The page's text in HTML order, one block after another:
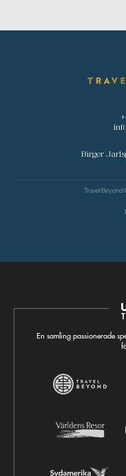
Birger
Travel Beyond
En samling passionerade